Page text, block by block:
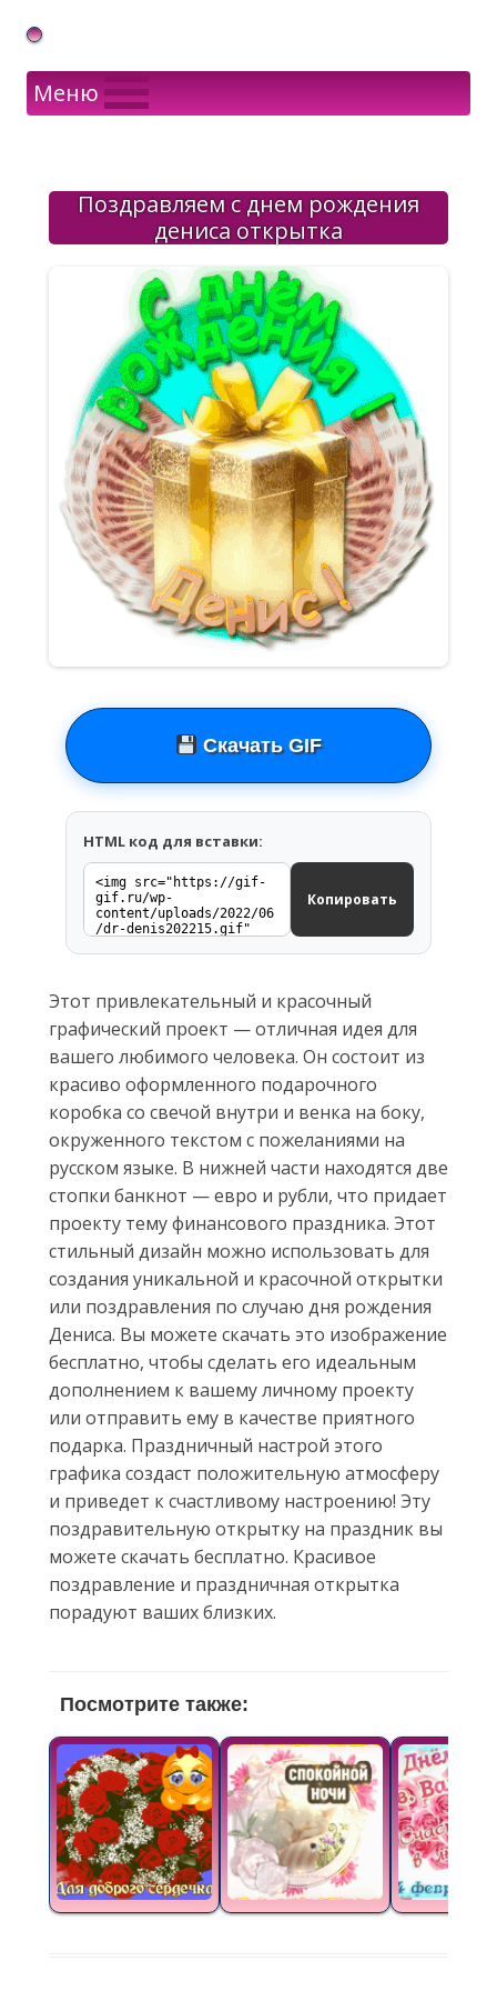
Gif Открытки в подарок
Меню
Поздравляем с днем рождения
дениса открытка
Скачать GIF
HTML код для вставки:
Копировать
Этот привлекательный и красочный
графический проект — отличная идея для
вашего любимого человека. Он состоит из
красиво оформленного подарочного
коробка со свечой внутри и венка на боку,
окруженного текстом с пожеланиями на
русском языке. В нижней части находятся две
стопки банкнот — евро и рубли, что придает
проекту тему финансового праздника. Этот
стильный дизайн можно использовать для
создания уникальной и красочной открытки
или поздравления по случаю дня рождения
Дениса. Вы можете скачать это изображение
бесплатно, чтобы сделать его идеальным
дополнением к вашему личному проекту
или отправить ему в качестве приятного
подарка. Праздничный настрой этого
графика создаст положительную атмосферу
и приведет к счастливому настроению! Эту
поздравительную открытку на праздник вы
можете скачать бесплатно. Красивое
поздравление и праздничная открытка
порадуют ваших близких.
Посмотрите также: